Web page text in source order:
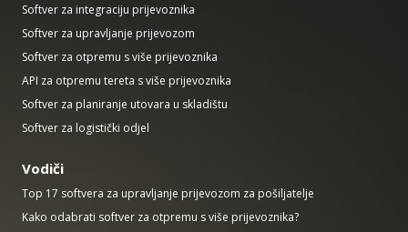
Softver za integraciju prijevoznika
Softver za upravljanje prijevozom
Softver za otpremu s više prijevoznika
API za otpremu tereta s više prijevoznika
Softver za planiranje utovara u skladištu
Softver za logistički odjel
Vodiči
Top 17 softvera za upravljanje prijevozom za pošiljatelje
Kako odabrati softver za otpremu s više prijevoznika?